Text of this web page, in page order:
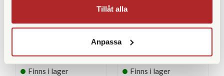
Tillåt alla
Anpassa
Pentax 17 Dark Silver
Finns i lager
Fujifilm
Fujifilm X-HF1 Silver
Finns i lager